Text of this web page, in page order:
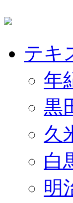
テキ
年
黒
久
白
明